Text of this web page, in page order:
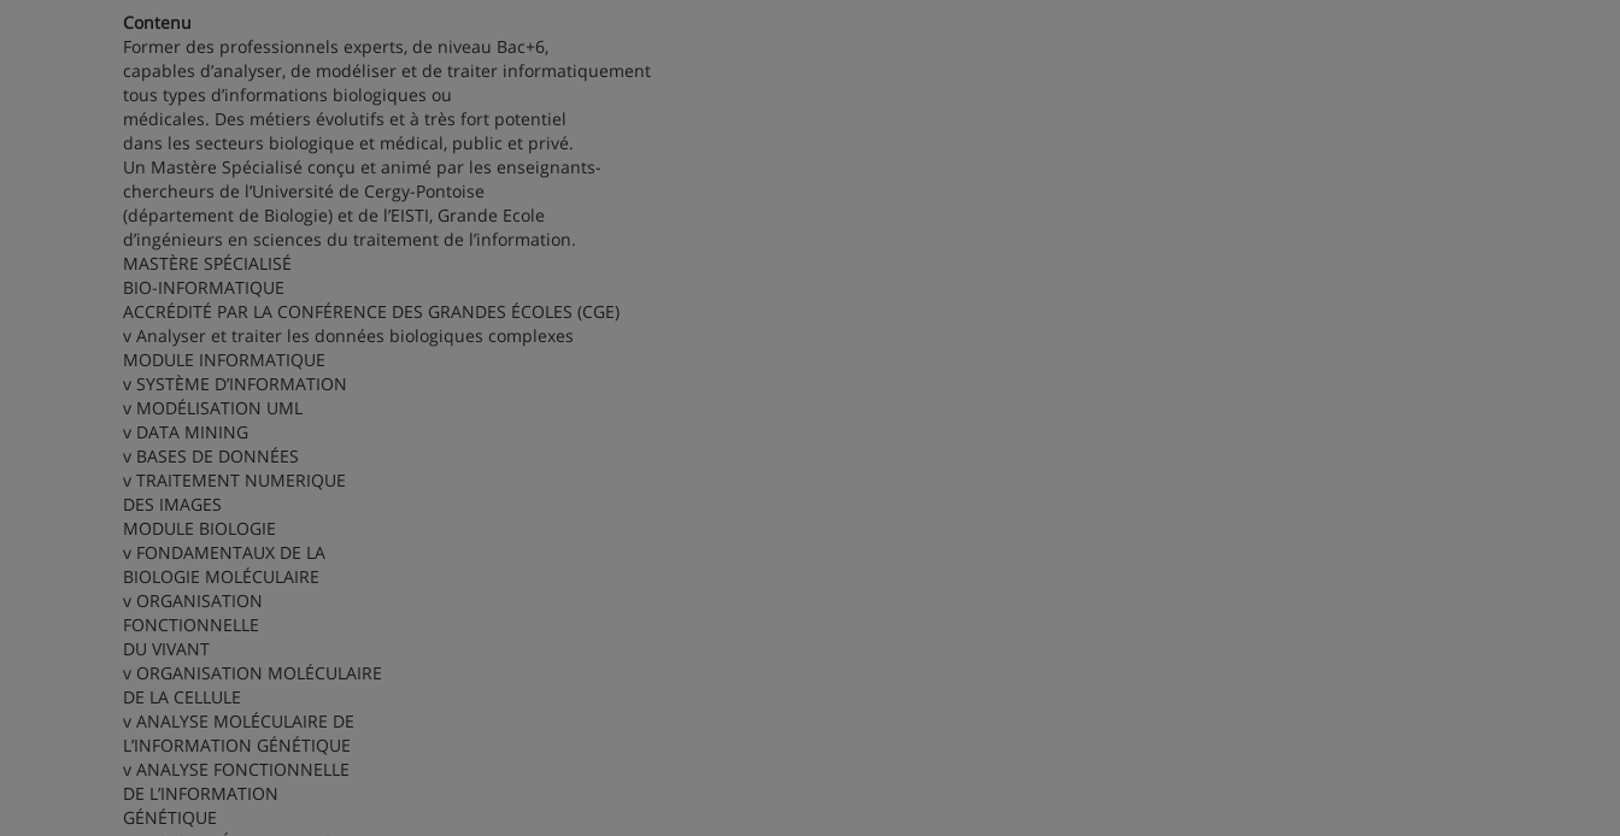
Contenu
Former des professionnels experts, de niveau Bac+6,
capables d’analyser, de modéliser et de traiter informatiquement
tous types d’informations biologiques ou
médicales. Des métiers évolutifs et à très fort potentiel
dans les secteurs biologique et médical, public et privé.
Un Mastère Spécialisé conçu et animé par les enseignants-
chercheurs de l’Université de Cergy-Pontoise
(département de Biologie) et de l’EISTI, Grande Ecole
d’ingénieurs en sciences du traitement de l’information.
MASTÈRE SPÉCIALISÉ
BIO-INFORMATIQUE
ACCRÉDITÉ PAR LA CONFÉRENCE DES GRANDES ÉCOLES (CGE)
v Analyser et traiter les données biologiques complexes
MODULE INFORMATIQUE
v SYSTÈME D’INFORMATION
v MODÉLISATION UML
v DATA MINING
v BASES DE DONNÉES
v TRAITEMENT NUMERIQUE
DES IMAGES
MODULE BIOLOGIE
v FONDAMENTAUX DE LA
BIOLOGIE MOLÉCULAIRE
v ORGANISATION
FONCTIONNELLE
DU VIVANT
v ORGANISATION MOLÉCULAIRE
DE LA CELLULE
v ANALYSE MOLÉCULAIRE DE
L’INFORMATION GÉNÉTIQUE
v ANALYSE FONCTIONNELLE
DE L’INFORMATION
GÉNÉTIQUE